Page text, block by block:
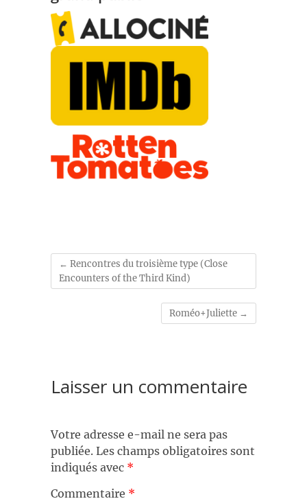
← Rencontres du troisième type (Close
Encounters of the Third Kind)
Roméo+Juliette →
Laisser un commentaire
Votre adresse e-mail ne sera pas
publiée. Les champs obligatoires sont
indiqués avec *
Commentaire *